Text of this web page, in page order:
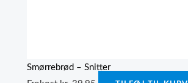
Smørrebrød – Snitter